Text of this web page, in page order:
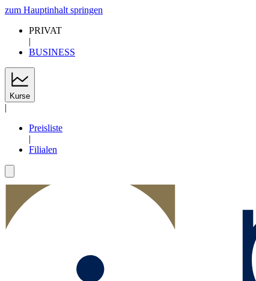
zum Hauptinhalt springen
PRIVAT
|
BUSINESS
Kurse
|
Preisliste
|
Filialen